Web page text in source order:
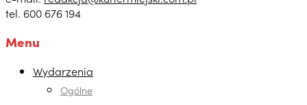
tel. 600 676 194
Menu
Wydarzenia
Ogólne